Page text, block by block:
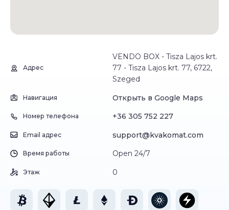
Адрес
VENDO BOX - Tisza Lajos krt.
77 - Tisza Lajos krt. 77, 6722,
Szeged
Навигация Открыть в Google Maps
Номер телефона +36 305 752 227
Email адрес support@kvakomat.com
Время работы Open 24/7
Этаж 0